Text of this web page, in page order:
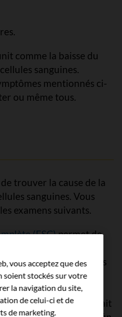
comme la baisse du
sanguines.
mentionnés ci-
ou même tous.
trouver la cause de la
sanguines. Vous
examens suivants.
(FSC)permet de
sanguines. On fait
pour avoir des
on pourra
sanguines
le traitement. On fait
vous acceptez que des
soient stockés sur votre
la navigation du site,
de celui-ci et de
de marketing.